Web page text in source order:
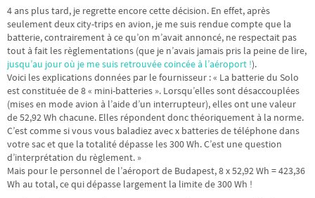
4 ans plus tard, je regrette encore cette décision. En effet, après
seulement deux city-trips en avion, je me suis rendue compte que la
batterie, contrairement à ce qu’on m’avait annoncé, ne respectait pas
tout à fait les règlementations (que je n’avais jamais pris la peine de lire,
jusqu’au jour où je me suis retrouvée coincée à l’aéroport !).
Voici les explications données par le fournisseur : « La batterie du Solo
est constituée de 8 « mini-batteries ». Lorsqu’elles sont désaccouplées
(mises en mode avion à l’aide d’un interrupteur), elles ont une valeur
de 52,92 Wh chacune. Elles répondent donc théoriquement à la norme.
C’est comme si vous vous baladiez avec x batteries de téléphone dans
votre sac et que la totalité dépasse les 300 Wh. C’est une question
d’interprétation du règlement. »
Mais pour le personnel de l’aéroport de Budapest, 8 x 52,92 Wh = 423,36
Wh au total, ce qui dépasse largement la limite de 300 Wh !